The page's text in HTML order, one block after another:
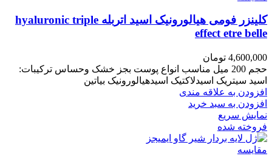
کلینزر فومی هیالورونیک اسید اتربله hyaluronic triple
effect etre belle
4,600,000 تومان
حجم 200 میل مناسب انواع پوست بجز خشک وحساس ترکیبات:
اسید سیتریک اسیدلاکتیک اسیدهیالورونیک بیاتین
افزودن به علاقه مندی
افزودن به سبد خرید
نمایش سریع
فروخته شده
مقايسه